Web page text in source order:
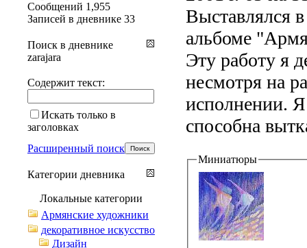
Выставлялся
альбоме
Эту работу я
несмотря на
исполнении. Я
способна
Миниатюры
Сообщений 1,955
Записей в дневнике 33
Поиск в дневнике
zarajara
Содержит текст:
Искать только в
заголовках
Расширенный поиск
Категории дневника
Локальные категории
Армянские художники
декоративное искусство
Дизайн